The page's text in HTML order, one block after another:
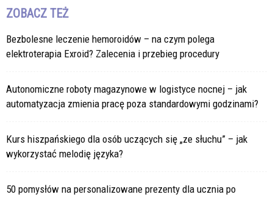
ZOBACZ TEŻ
Bezbolesne leczenie hemoroidów – na czym polega
elektroterapia Exroid? Zalecenia i przebieg procedury
Autonomiczne roboty magazynowe w logistyce nocnej – jak
automatyzacja zmienia pracę poza standardowymi godzinami?
Kurs hiszpańskiego dla osób uczących się „ze słuchu” – jak
wykorzystać melodię języka?
50 pomysłów na personalizowane prezenty dla ucznia po